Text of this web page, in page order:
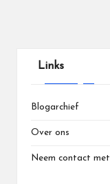
Links
Blogarchief
Over ons
Neem contact